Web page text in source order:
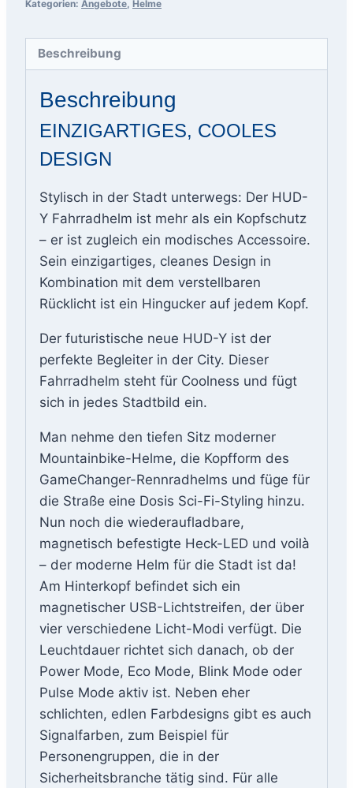
grey
OHNE
LAMPE
Kategorien: Angebote Helme
Beschreibung
Beschreibung
EINZIGARTIGES, COOLES
DESIGN
Stylisch in der Stadt unterwegs: Der HUD-
Y Fahrradhelm ist mehr als ein Kopfschutz
– er ist zugleich ein modisches Accessoire.
Sein einzigartiges, cleanes Design in
Kombination mit dem verstellbaren
Rücklicht ist ein Hingucker auf jedem Kopf.
Der futuristische neue HUD-Y ist der
perfekte Begleiter in der City. Dieser
Fahrradhelm steht für Coolness und fügt
sich in jedes Stadtbild ein.
Man nehme den tiefen Sitz moderner
Mountainbike-Helme, die Kopfform des
GameChanger-Rennradhelms und füge für
die Straße eine Dosis Sci-Fi-Styling hinzu.
Nun noch die wiederaufladbare,
magnetisch befestigte Heck-LED und voilà
– der moderne Helm für die Stadt ist da!
Am Hinterkopf befindet sich ein
magnetischer USB-Lichtstreifen, der über
vier verschiedene Licht-Modi verfügt. Die
Leuchtdauer richtet sich danach, ob der
Power Mode, Eco Mode, Blink Mode oder
Pulse Mode aktiv ist. Neben eher
schlichten, edlen Farbdesigns gibt es auch
Signalfarben, zum Beispiel für
Personengruppen, die in der
Sicherheitsbranche tätig sind. Für alle